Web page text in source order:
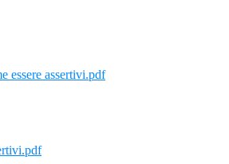
essere assertivi.pdf